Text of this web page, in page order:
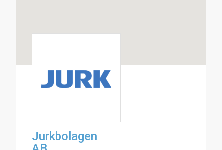
Jurkbolagen